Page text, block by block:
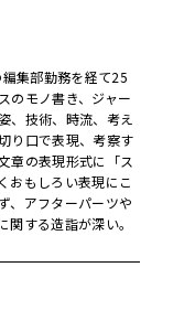
集部勤務を経て25
のモノ書き、ジャー
、技術、時流、考え
り口で表現、考察す
章の表現形式に「ス
おもしろい表現にこ
、アフターパーツや
関する造詣が深い。